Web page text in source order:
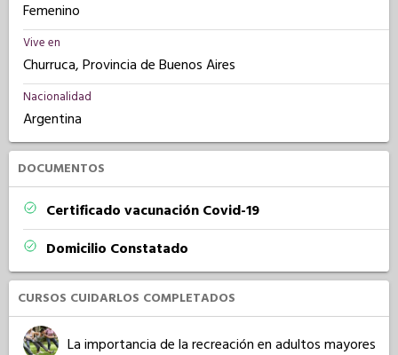
Femenino
Vive en
Churruca, Provincia de Buenos Aires
Nacionalidad
Argentina
DOCUMENTOS
Certificado vacunación Covid-19
Domicilio Constatado
CURSOS CUIDARLOS COMPLETADOS
La importancia de la recreación en adultos mayores